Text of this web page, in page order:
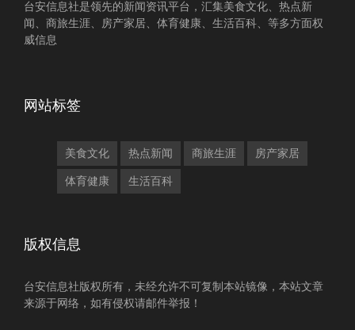
台安信息社是领先的新闻资讯平台，汇集美食文化、热点新
闻、商旅生涯、房产家居、体育健康、生活百科、等多方面权
威信息
网站标签
美食文化 热点新闻 商旅生涯 房产家居
体育健康 生活百科
版权信息
台安信息社版权所有，未经允许不可复制本站镜像，本站文章
来源于网络，如有侵权请邮件举报！